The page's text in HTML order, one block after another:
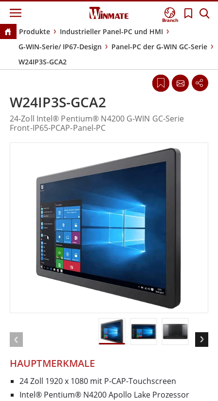
Branch
Produkte
Industrieller Panel-PC und HMI
G-WIN-Serie/ IP67-Design
Panel-PC der G-WIN GC-Serie
W24IP3S-GCA2
HAUPTMERKMALE
24 Zoll 1920 x 1080 mit P-CAP-Touchscreen
Intel® Pentium® N4200 Apollo Lake Prozessor
W24IP3S-GCA2
24-Zoll Intel® Pentium® N4200 G-WIN GC-Serie
Front-IP65-PCAP-Panel-PC